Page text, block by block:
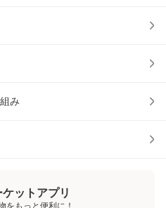
み
ットアプリ
をもっと便利に！